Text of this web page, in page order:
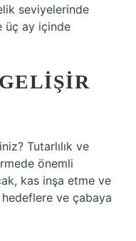
seviyelerinde
üç ay içinde
Tutarlılık ve
önemli
kas inşa etme ve
hedeflere ve çabaya